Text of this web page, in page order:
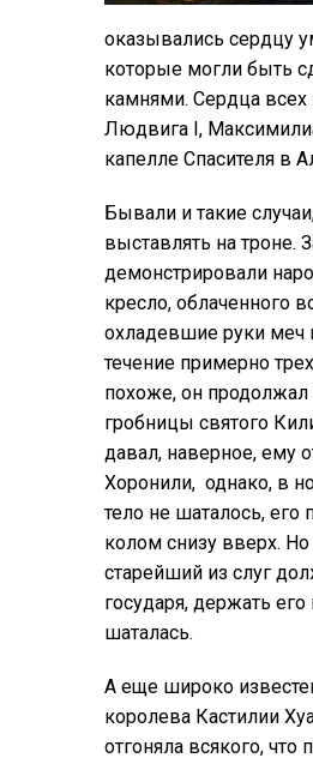
оказывались сердцу
которые могли быть
камнями. Сердца всех
Людвига I,
капелле Спасителя в
Бывали и такие
выставлять на троне.
демонстрировали
кресло, облаченного
охладевшие руки меч
течение примерно
похоже, он
гробницы святого
давал, наверное, ему
Хоронили, однако, в
тело не шаталось,
колом снизу вверх.
старейший из слуг
государя, держать
шаталась.
А еще широко
королева Кастилии
отгоняла всякого, что